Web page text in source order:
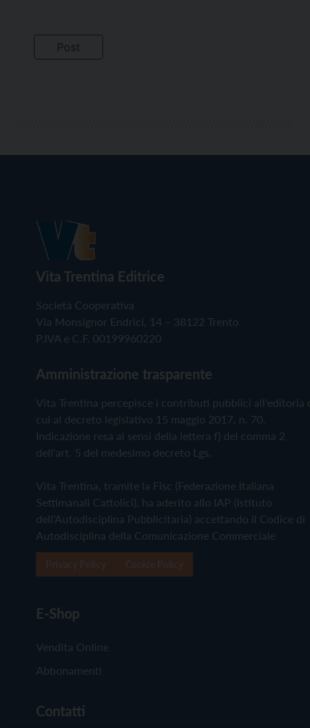
Vita Trentina Editrice
Società Cooperativa
Via Monsignor Endrici, 14 – 38122 Trento
P.IVA e C.F. 00199960220
Amministrazione trasparente
Vita Trentina percepisce i contributi pubblici all'editoria
cui al decreto legislativo 15 maggio 2017, n. 70.
Indicazione resa ai sensi della lettera f) del comma 2
dell'art. 5 del medesimo decreto Lgs.
Vita Trentina, tramite la Fisc (Federazione Italiana
Settimanali Cattolici), ha aderito allo IAP (Istituto
dell'Autodisciplina Pubblicitaria) accettando il Codice di
Autodisciplina della Comunicazione Commerciale
E-Shop
Vendita Online
Abbonamenti
Contatti